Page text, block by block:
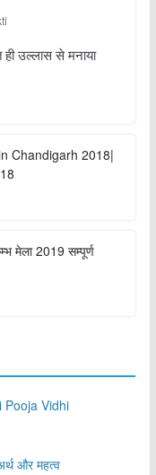
ही उल्लास से मनाया
Chandigarh 2018|
मेला 2019 सम्पूर्ण
Pooja Vidhi
और महत्व